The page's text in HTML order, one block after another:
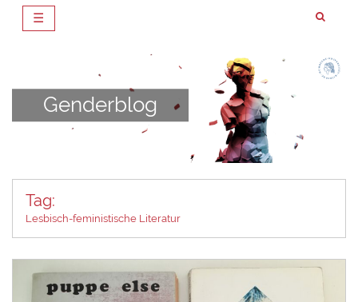
☰
Genderblog
Tag:
Lesbisch-feministische Literatur